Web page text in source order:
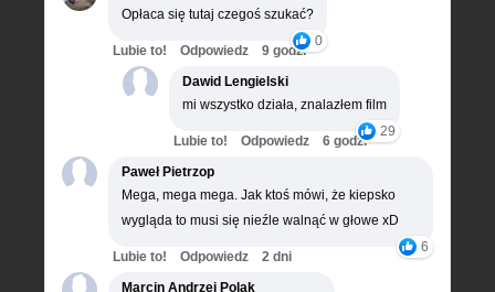
Opłaca się tutaj czegoś szukać?
0
Lubie to! Odpowiedz
9 godz.
Dawid Lengielski
mi wszystko działa, znalazłem film
29
Lubie to! Odpowiedz
6 godz.
Paweł Pietrzop
Mega, mega mega. Jak ktoś mówi, że kiepsko
wygląda to musi się nieźle walnąć w głowe xD
6
Lubie to! Odpowiedz
2 dni
Marcin Andrzej Polak